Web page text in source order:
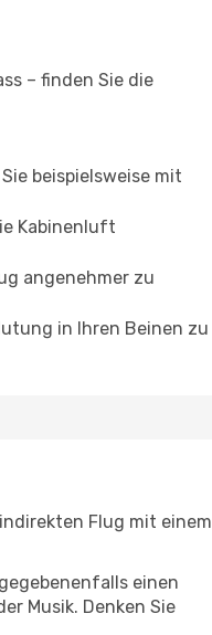
– finden Sie die
beispielsweise mit
Kabinenluft
angenehmer zu
in Ihren Beinen zu
Flug mit einem
einen
Musik. Denken Sie